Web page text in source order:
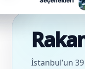
İstanbul’un